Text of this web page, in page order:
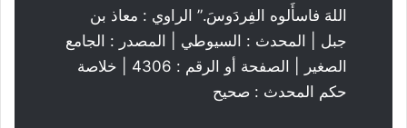
اللهَ فاسأَلوه الفِردَوسَ.” الراوي : معاذ بن
جبل | المحدث : السيوطي | المصدر : الجامع
الصغير | الصفحة أو الرقم : 4306 | خلاصة
حكم المحدث : صحيح